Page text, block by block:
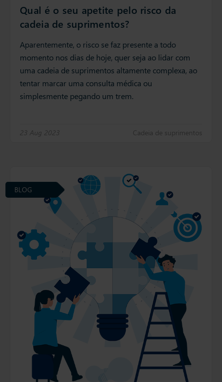
Qual é o seu apetite pelo risco da
cadeia de suprimentos?
Aparentemente, o risco se faz presente a todo
momento nos dias de hoje, quer seja ao lidar com
uma cadeia de suprimentos altamente complexa, ao
tentar marcar uma consulta médica ou
simplesmente pegando um trem.
23 Aug 2023 Cadeia de suprimentos
BLOG